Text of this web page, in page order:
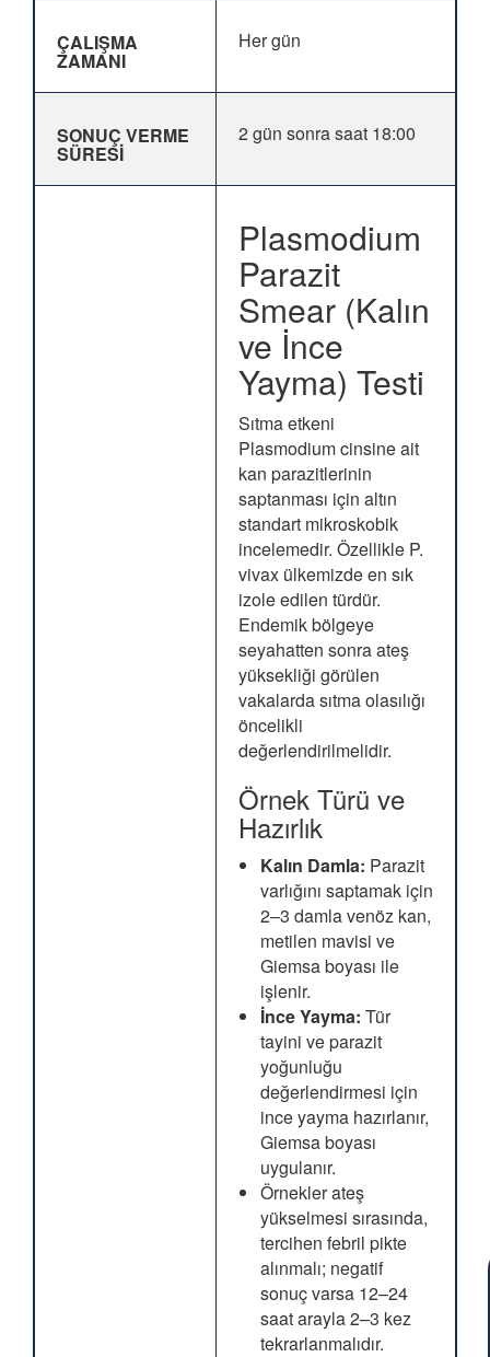
ÇALIŞMA
ZAMANI
Her gün
SONUÇ VERME
SÜRESİ
2 gün sonra saat 18:00
Plasmodium
Parazit
Smear (Kalın
ve İnce
Yayma) Testi
Sıtma etkeni
Plasmodium cinsine ait
kan parazitlerinin
saptanması için altın
standart mikroskobik
incelemedir. Özellikle P.
vivax ülkemizde en sık
izole edilen türdür.
Endemik bölgeye
seyahatten sonra ateş
yüksekliği görülen
vakalarda sıtma olasılığı
öncelikli
değerlendirilmelidir.
Örnek Türü ve
Hazırlık
Kalın Damla: Parazit
varlığını saptamak için
2–3 damla venöz kan,
metilen mavisi ve
Giemsa boyası ile
işlenir.
İnce Yayma: Tür
tayini ve parazit
yoğunluğu
değerlendirmesi için
ince yayma hazırlanır,
Giemsa boyası
uygulanır.
Örnekler ateş
yükselmesi sırasında,
tercihen febril pikte
alınmalı; negatif
sonuç varsa 12–24
saat arayla 2–3 kez
tekrarlanmalıdır.